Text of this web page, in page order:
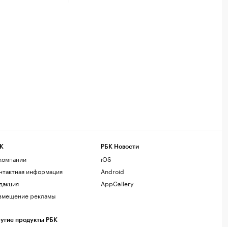
информация
рекламы
продукты РБК
РБК Новости
iOS
Android
AppGallery